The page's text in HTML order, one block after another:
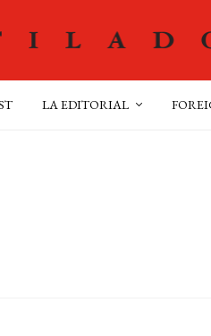
LA EDITORIAL